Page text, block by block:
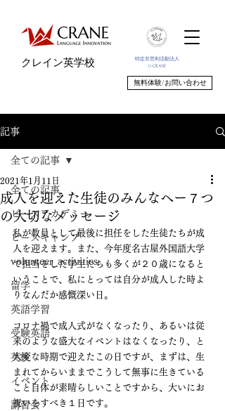
特定非営利活動法人
U-CRANE
クレイン英学校
無料体験/お問い合わせ
記事
全ての記事
ピースアカデミー
ピースキャンプ
volunteer_activities
留学
英語学習
受験英語
英検
イベント
講習会
全ての記事
成人を迎えた生徒のみんなへー７つ
の大切なメッセージ
2021年1月11日
私が教員として最後に担任をした生徒たちが成
人を迎えます。また、今年度名古屋外国語大学
で担当をした学生たちも多くが２０歳になると
いうことで、私にとっては自分が成人した時よ
りなんだか感慨深い日。
コロナ禍で成人式がなくなったり、あるいは従
来のような盛大なイベントはなくなったり、と
大変な時期で迎えたこの日ですが、まずは、生
まれてからいままでこうして無事に生きている
こと自体が素晴らしいことですから、大いにお
祝いをすべき１日です。